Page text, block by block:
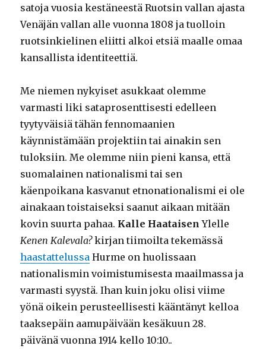
satoja vuosia kestäneestä Ruotsin vallan ajasta
Venäjän vallan alle vuonna 1808 ja tuolloin
ruotsinkielinen eliitti alkoi etsiä maalle omaa
kansallista identiteettiä.
Me niemen nykyiset asukkaat olemme
varmasti liki sataprosenttisesti edelleen
tyytyväisiä tähän fennomaanien
käynnistämään projektiin tai ainakin sen
tuloksiin. Me olemme niin pieni kansa, että
suomalainen nationalismi tai sen
käenpoikana kasvanut etnonationalismi ei ole
ainakaan toistaiseksi saanut aikaan mitään
kovin suurta pahaa. Kalle Haataisen Ylelle
Kenen Kalevala?kirjan tiimoilta tekemässä
haastattelussa Hurme on huolissaan
nationalismin voimistumisesta maailmassa ja
varmasti syystä. Ihan kuin joku olisi viime
yönä oikein perusteellisesti kääntänyt kelloa
taaksepäin aamupäivään kesäkuun 28.
päivänä vuonna 1914 kello 10:10..